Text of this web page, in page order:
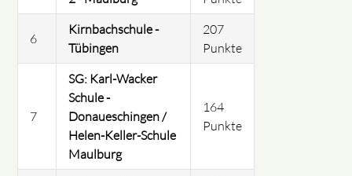
6
Kirnbachschule -
Tübingen
207
Punkte
7
SG: Karl-Wacker
Schule -
Donaueschingen /
Helen-Keller-Schule
Maulburg
164
Punkte